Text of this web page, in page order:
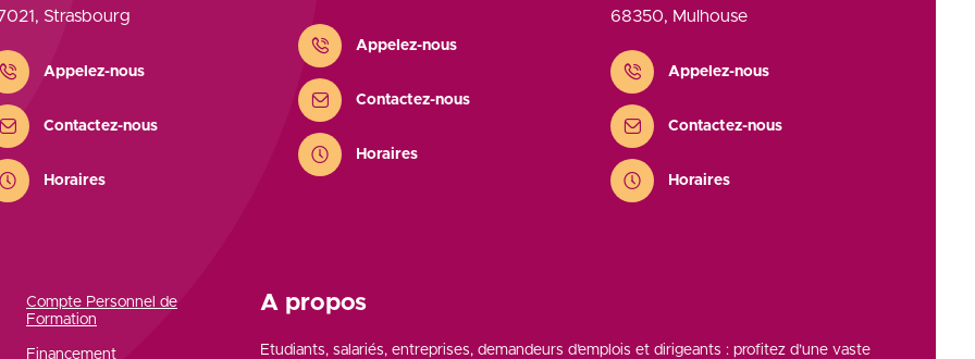
, Strasbourg
Appelez-nous
Contactez-nous
Horaires
Contact
Appelez-nous
Contactez-nous
Horaires
68350, Mulhouse
Contact
Appelez-nous
Contactez-nous
Horaires
Compte Personnel de
Formation
Financement
A propos
Etudiants, salariés, entreprises, demandeurs d’emplois et dirigeants : profitez d’une vaste